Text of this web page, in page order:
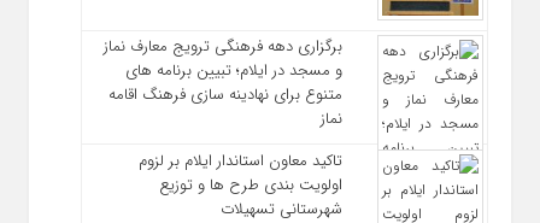
برگزاری دهه فرهنگی ترویج معارف نماز
و مسجد در ایلام؛ تبیین برنامه‌ های
متنوع برای نهادینه‌ سازی فرهنگ اقامه
نماز
تاکید معاون استاندار ایلام بر لزوم
اولویت‌ بندی طرح‌ ها و توزیع
شهرستانی تسهیلات